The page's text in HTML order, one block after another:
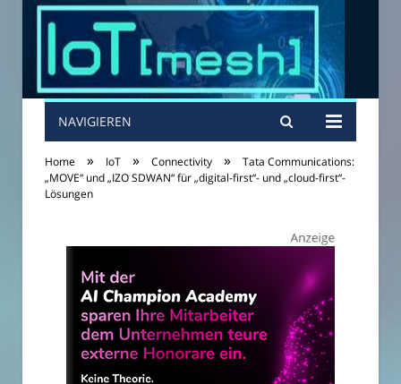
NAVIGIEREN
Home » IoT » Connectivity »
Tata Communications:
„MOVE“ und „IZO SDWAN“ für „digital-first“- und „cloud-first“-
Lösungen